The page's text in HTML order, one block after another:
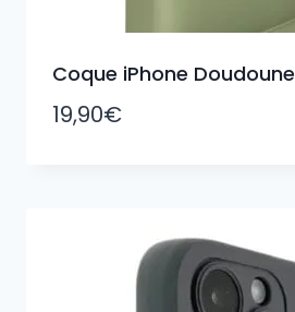
Coque iPhone Doudoune
19,90€